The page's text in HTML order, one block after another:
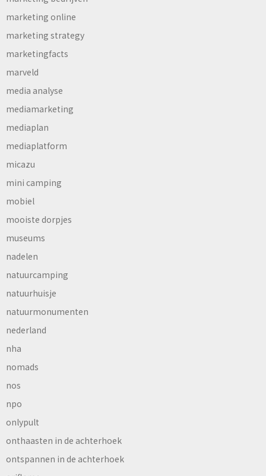
marketing online
marketing strategy
marketingfacts
marveld
media analyse
mediamarketing
mediaplan
mediaplatform
micazu
mini camping
mobiel
mooiste dorpjes
museums
nadelen
natuurcamping
natuurhuisje
natuurmonumenten
nederland
nha
nomads
nos
npo
onlypult
onthaasten in de achterhoek
ontspannen in de achterhoek